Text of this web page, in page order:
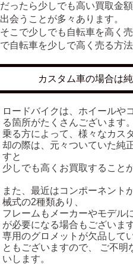
だったら少しでも高い買取金
出会うことが多々あります。
そこで少しでも自転車を高く
で自転車を少しで高く売る方
カスタム車の場合は
ロードバイクは、ホイールや
る箇所がたくさんございます。
乗る方によって、様々なカス
却の際は、元々ついていた純
すと
少しでも高くお買取すること
また、最近はコンポーネント
械式の2種類あり、
フレームもメーカーやモデル
が必要になる場合もございます
専用のグロメットが欠品して
ともございますので、 ご不
いします。